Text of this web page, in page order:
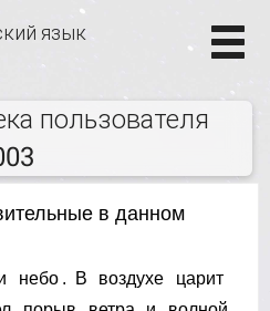
язык
пользователя